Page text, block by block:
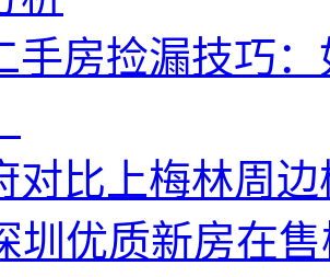
手房捡漏技巧
对比上梅林周
圳优质新房在